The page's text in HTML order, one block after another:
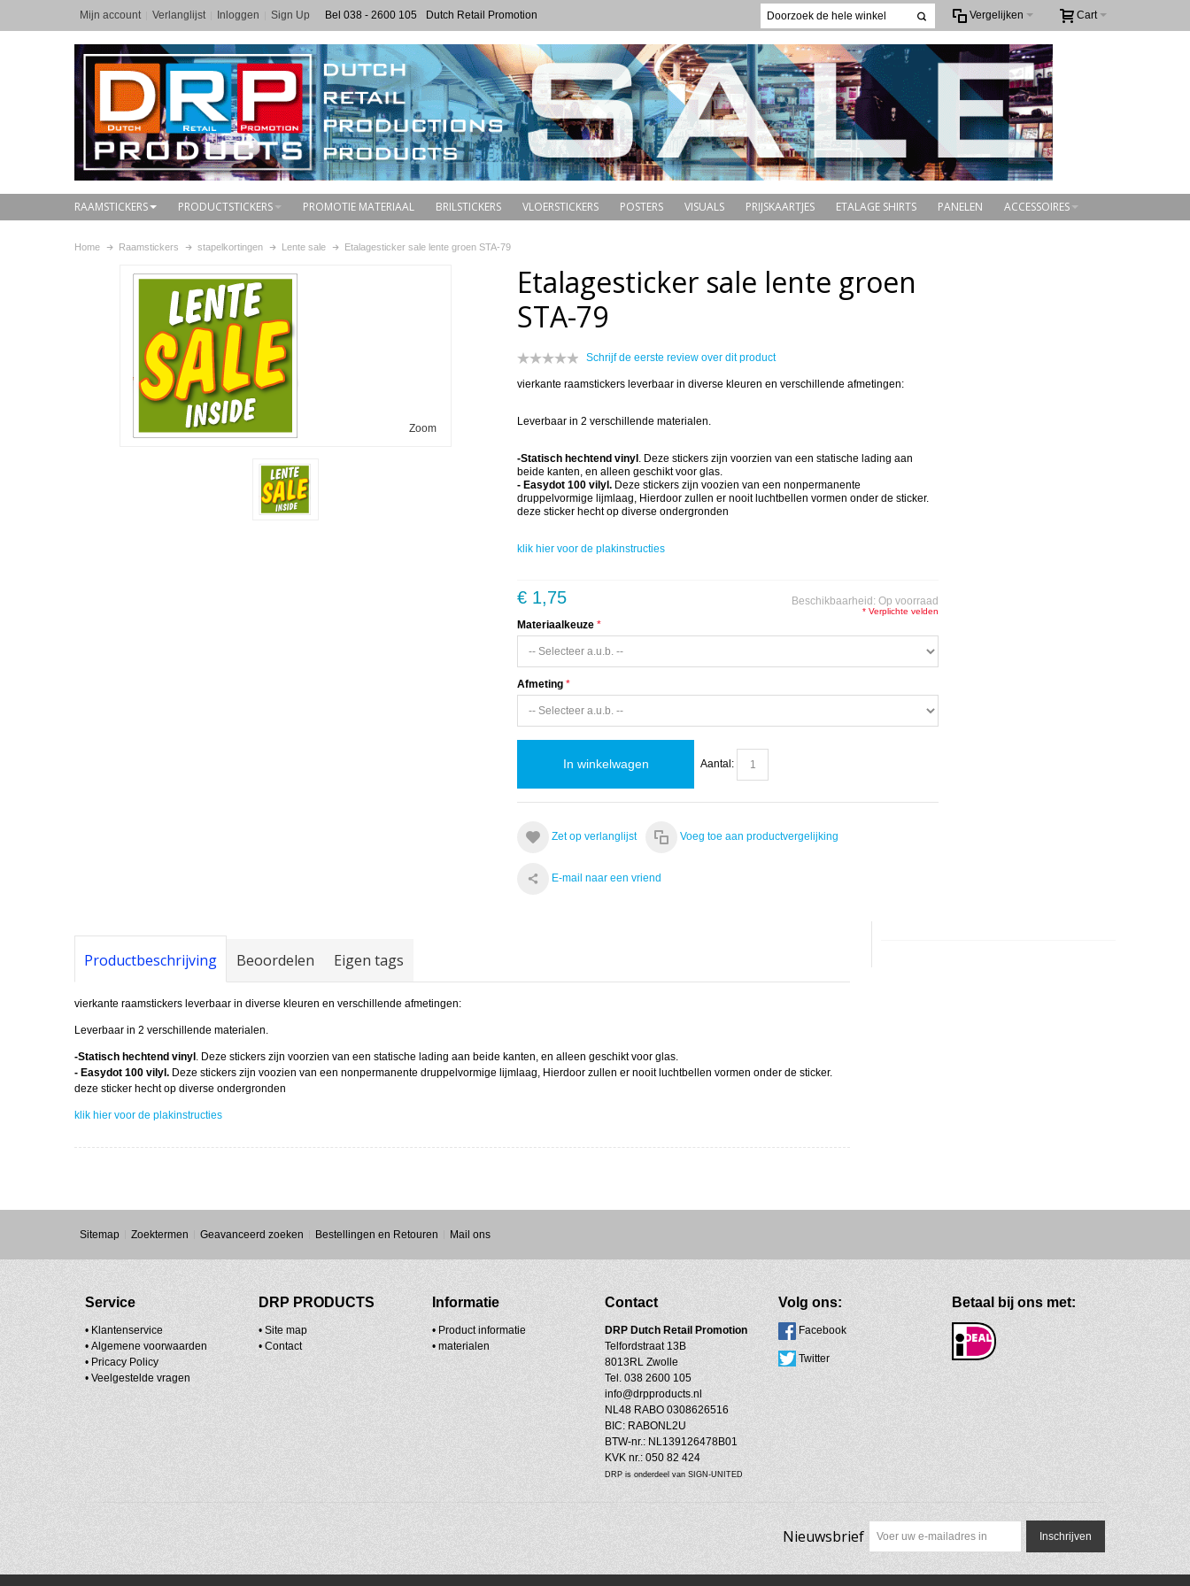
Mijn account Verlanglijst Inloggen Sign Up Bel 038 - 2600 105 Dutch Retail Promotion Cart
Vergelijken
RAAMSTICKERS PRODUCTSTICKERS PROMOTIE MATERIAAL BRILSTICKERS VLOERSTICKERS POSTERS VISUALS PRIJSKAARTJES ETALAGE SHIRTS PANELEN ACCESSOIRES
Home Raamstickers stapelkortingen Lente sale Etalagesticker sale lente groen STA-79
Zoom
Etalagesticker sale lente groen
STA-79
Schrijf de eerste review over dit product
vierkante raamstickers leverbaar in diverse kleuren en verschillende afmetingen:
Leverbaar in 2 verschillende materialen.
-Statisch hechtend vinyl . Deze stickers zijn voorzien van een statische lading aan
beide kanten, en alleen geschikt voor glas.
- Easydot 100 vilyl. Deze stickers zijn voozien van een nonpermanente
druppelvormige lijmlaag, Hierdoor zullen er nooit luchtbellen vormen onder de sticker.
deze sticker hecht op diverse ondergronden
klik hier voor de plakinstructies
Beschikbaarheid: Op voorraad
€ 1,75
Materiaalkeuze
Afmeting
* Verplichte velden
Aantal:
In winkelwagen
Zet op verlanglijst Voeg toe aan productvergelijking
E-mail naar een vriend
Productbeschrijving Beoordelen Eigen tags
vierkante raamstickers leverbaar in diverse kleuren en verschillende afmetingen:
Leverbaar in 2 verschillende materialen.
-Statisch hechtend vinyl . Deze stickers zijn voorzien van een statische lading aan beide kanten, en alleen geschikt voor glas.
- Easydot 100 vilyl. Deze stickers zijn voozien van een nonpermanente druppelvormige lijmlaag, Hierdoor zullen er nooit luchtbellen vormen onder de sticker.
deze sticker hecht op diverse ondergronden
klik hier voor de plakinstructies
Sitemap Zoektermen Geavanceerd zoeken Bestellingen en Retouren Mail ons
Service
• Klantenservice
• Algemene voorwaarden
• Pricacy Policy
• Veelgestelde vragen
DRP PRODUCTS
• Site map
• Contact
Informatie
• Product informatie
• materialen
Contact
DRPDutch Retail Promotion
Telfordstraat 13B
8013RL Zwolle
Tel. 038 2600 105
info@drpproducts.nl
NL48 RABO 0308626516
BIC: RABONL2U
BTW-nr.: NL139126478B01
KVK nr.: 050 82 424
DRP is onderdeel van SIGN-UNITED
Volg ons:
Facebook
Twitter
Betaal bij ons met:
Nieuwsbrief Inschrijven